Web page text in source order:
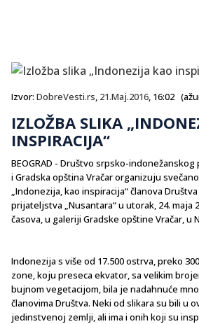
Izvor: DobreVesti.rs, 21.Maj.2016, 16:02
IZLOŽBA SLIKA
INSPIRACIJA“
BEOGRAD - Društvo srpsko-
i Gradska opština Vračar organizuju
„Indonezija, kao inspiracija“ članova
prijateljstva „Nusantara“ u utorak, 24. maja
časova, u galeriji Gradske opštine Vračar, u
Indonezija s više od 17.500 ostrva, preko
zone, koju preseca ekvator, sa velikim
bujnom vegetacijom, bila je nadahnuće
članovima Društva. Neki od slikara su bili u
jedinstvenoj zemlji, ali ima i onih koji su